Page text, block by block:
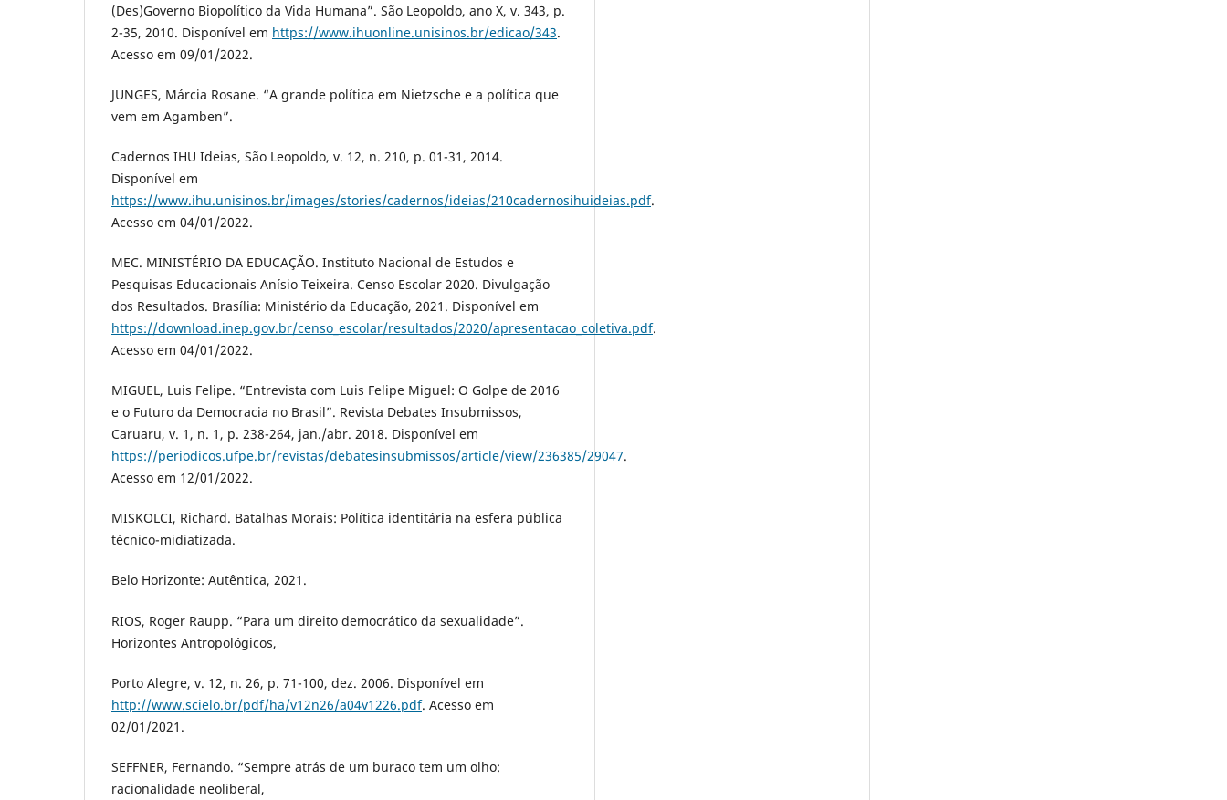
(Des)Governo Biopolítico da Vida Humana”. São Leopoldo, ano X, v. 343, p.
2-35, 2010. Disponível em https://www.ihuonline.unisinos.br/edicao/343.
Acesso em 09/01/2022.
JUNGES, Márcia Rosane. “A grande política em Nietzsche e a política que
vem em Agamben”.
Cadernos IHU Ideias, São Leopoldo, v. 12, n. 210, p. 01-31, 2014.
Disponível em
https://www.ihu.unisinos.br/images/stories/cadernos/ideias/210cadernosihuideias.pdf.
Acesso em 04/01/2022.
MEC. MINISTÉRIO DA EDUCAÇÃO. Instituto Nacional de Estudos e
Pesquisas Educacionais Anísio Teixeira. Censo Escolar 2020. Divulgação
dos Resultados. Brasília: Ministério da Educação, 2021. Disponível em
https://download.inep.gov.br/censo_escolar/resultados/2020/apresentacao_coletiva.pdf.
Acesso em 04/01/2022.
MIGUEL, Luis Felipe. “Entrevista com Luis Felipe Miguel: O Golpe de 2016
e o Futuro da Democracia no Brasil”. Revista Debates Insubmissos,
Caruaru, v. 1, n. 1, p. 238-264, jan./abr. 2018. Disponível em
https://periodicos.ufpe.br/revistas/debatesinsubmissos/article/view/236385/29047.
Acesso em 12/01/2022.
MISKOLCI, Richard. Batalhas Morais: Política identitária na esfera pública
técnico-midiatizada.
Belo Horizonte: Autêntica, 2021.
RIOS, Roger Raupp. “Para um direito democrático da sexualidade”.
Horizontes Antropológicos,
Porto Alegre, v. 12, n. 26, p. 71-100, dez. 2006. Disponível em
http://www.scielo.br/pdf/ha/v12n26/a04v1226.pdf. Acesso em
02/01/2021.
SEFFNER, Fernando. “Sempre atrás de um buraco tem um olho:
racionalidade neoliberal,